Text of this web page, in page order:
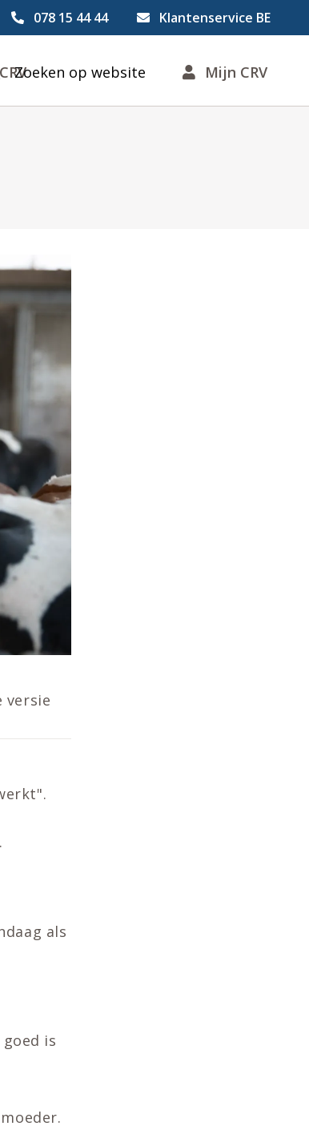
078 15 44 44 Klantenservice BE
Zoeken op website Mijn CRV
versie
als
is